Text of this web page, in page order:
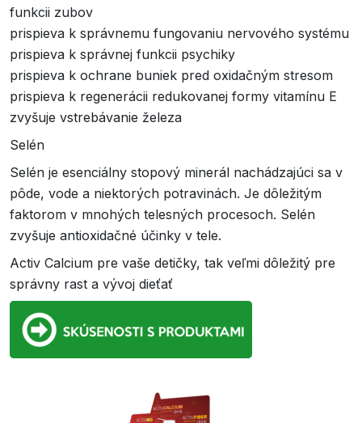
funkcii zubov
prispieva k správnemu fungovaniu nervového systému
prispieva k správnej funkcii psychiky
prispieva k ochrane buniek pred oxidačným stresom
prispieva k regenerácii redukovanej formy vitamínu E
zvyšuje vstrebávanie železa
Selén
Selén je esenciálny stopový minerál nachádzajúci sa v
pôde, vode a niektorých potravinách. Je dôležitým
faktorom v mnohých telesných procesoch. Selén
zvyšuje antioxidačné účinky v tele.
Activ Calcium pre vaše detičky, tak veľmi dôležitý pre
správny rast a vývoj dieťať